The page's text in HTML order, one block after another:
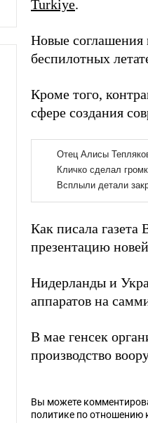
Turkiye.
Новые соглашения
беспилотных
Кроме того,
сфере создания
Как писала
презентацию
Нидерланды и
аппаратов на
В мае генсек
производство
Вы можете
политике по отношению